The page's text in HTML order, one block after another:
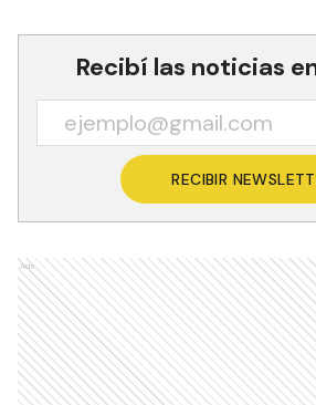
Recibí las noticias
RECIBIR
Ads